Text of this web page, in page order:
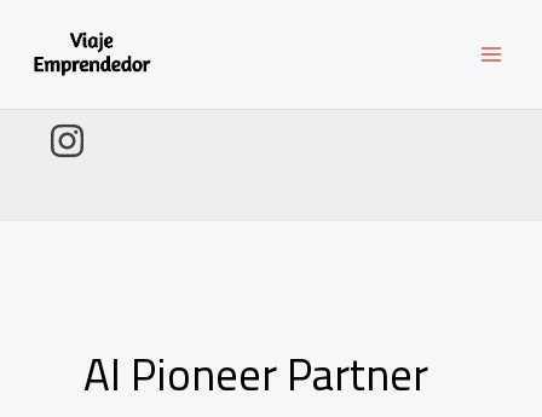
contenido
AI Pioneer Partner